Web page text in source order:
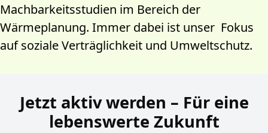
Machbarkeitsstudien im Bereich der
Wärmeplanung. Immer dabei ist unser  Fokus
auf soziale Verträglichkeit und Umweltschutz.
Jetzt aktiv werden – Für eine
lebenswerte Zukunft